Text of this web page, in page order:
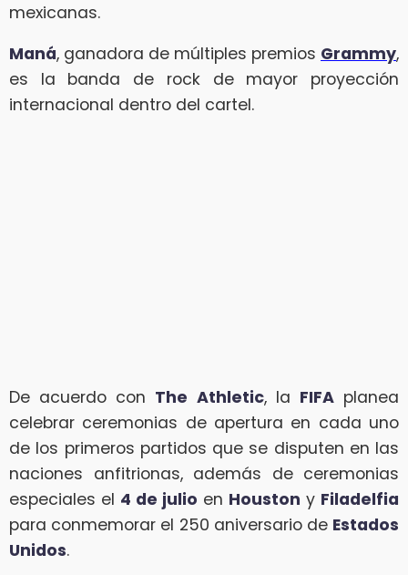
mexicanas.
Maná, ganadora de múltiples premios Grammy,
es la banda de rock de mayor proyección
internacional dentro del cartel.
De acuerdo con The Athletic, la FIFAplanea
celebrar ceremonias de apertura en cada uno
de los primeros partidos que se disputen en las
naciones anfitrionas, además de ceremonias
especiales el 4 de julio en Houston y Filadelfia
para conmemorar el 250 aniversario de Estados
Unidos.